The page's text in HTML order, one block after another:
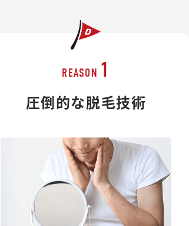
REASON 1
圧倒的な脱毛技術